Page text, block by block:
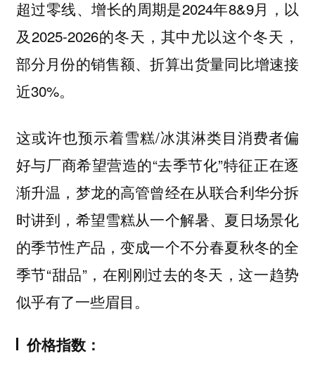
超过零线、增长的周期是2024年8&9月，以
及2025-2026的冬天，其中尤以这个冬天，
部分月份的销售额、折算出货量同比增速接
近30%。
这或许也预示着雪糕/冰淇淋类目消费者偏
好与厂商希望营造的“去季节化”特征正在逐
渐升温，梦龙的高管曾经在从联合利华分拆
时讲到，希望雪糕从一个解暑、夏日场景化
的季节性产品，变成一个不分春夏秋冬的全
季节“甜品”，在刚刚过去的冬天，这一趋势
似乎有了一些眉目。
价格指数：